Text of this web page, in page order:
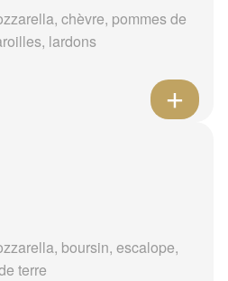
chèvre, pommes de
lardons
boursin, escalope,
terre